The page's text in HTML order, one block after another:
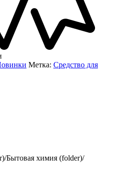
Метка: Средство для
Бытовая химия (folder)/